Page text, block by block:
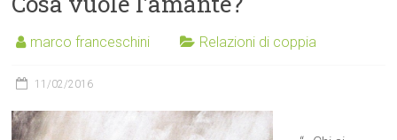
marco franceschini Relazioni di coppia
11/02/2016